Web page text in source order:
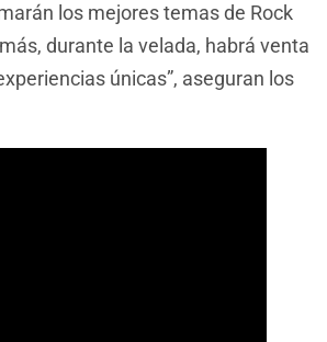
los mejores temas de Rock
durante la velada, habrá venta
únicas”, aseguran los